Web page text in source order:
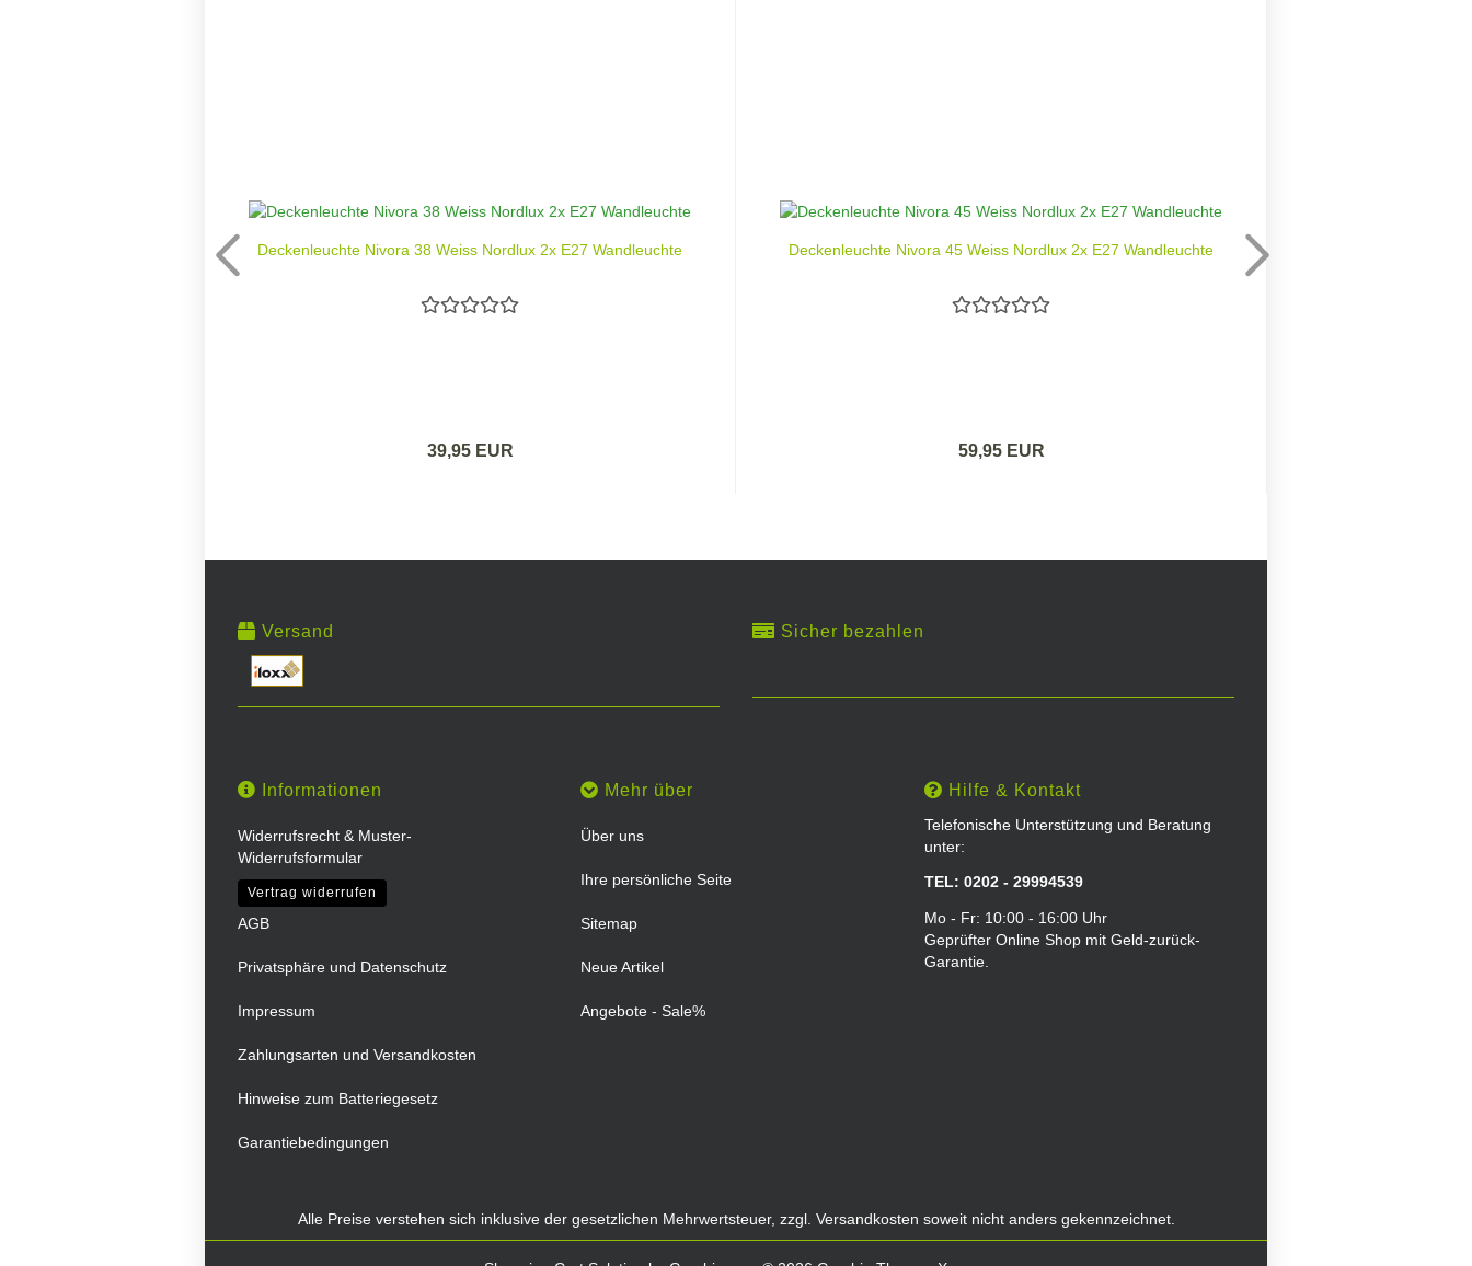
Deckenleuchte Nivora 38 Weiss Nordlux 2x E27 Wandleuchte
39,95 EUR
Deckenleuchte Nivora 45 Weiss Nordlux 2x E27 Wandleuchte
59,95 EUR
Versand Sicher bezahlen
Informationen
Widerrufsrecht & Muster-
Widerrufsformular
Vertrag widerrufen
AGB
Privatsphäre und Datenschutz
Impressum
Zahlungsarten und Versandkosten
Hinweise zum Batteriegesetz
Garantiebedingungen
Mehr über
Über uns
Ihre persönliche Seite
Sitemap
Neue Artikel
Angebote - Sale%
Hilfe & Kontakt
Telefonische Unterstützung und Beratung
unter:
TEL: 0202 - 29994539
Mo - Fr: 10:00 - 16:00 Uhr
Geprüfter Online Shop mit Geld-zurück-
Garantie.
Alle Preise verstehen sich inklusive der gesetzlichen Mehrwertsteuer, zzgl. Versandkosten soweit nicht anders gekennzeichnet.